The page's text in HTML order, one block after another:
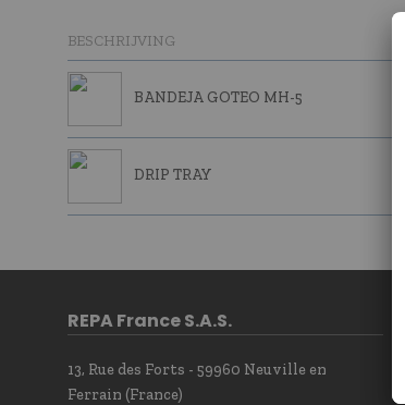
BESCHRIJVING
BANDEJA GOTEO MH-5
DRIP TRAY
REPA France S.A.S.
13, Rue des Forts - 59960 Neuville en
Ferrain (France)